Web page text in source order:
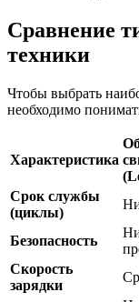
Сравнение
техники
Чтобы выбрать
необходимо
Характеристика
Срок службы
(циклы)
Безопасность
Скорость
зарядки